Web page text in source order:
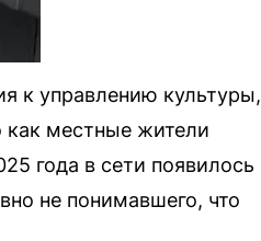
к управлению культуры,
как местные жители
года в сети появилось
не понимавшего, что